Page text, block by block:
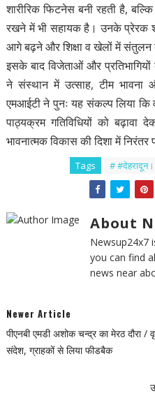
शारीरिक फिटनेस बनी रहती है,
रखने में भी सहायक है। उनके प्रेरक
आगे बढ़ने और शिक्षा व खेलों में संतुलन
इसके बाद विजेताओं और
ने संस्थान में उत्साह, टीम भावना
एमआईटी ने पुनः यह संकल्प लिया
पाठ्यक्रम गतिविधियों को बढ़ावा
भावनात्मक विकास की दिशा में निरंतर
Tags #
About
Newsup24x7
you can find
news near
Newer Article
पीएनबी एमडी अशोक चन्द्र का मेरठ दौरा /
संदेश, ग्राहकों से लिया फीडबैक